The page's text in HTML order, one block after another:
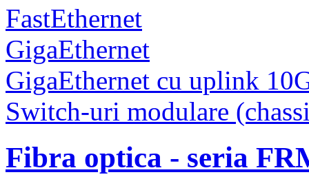
FastEthernet
GigaEthernet
GigaEthernet cu uplink
Switch-uri modulare
Fibra optica - seria